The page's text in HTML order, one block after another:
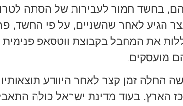
בחשד חמור לעבירות של הסתה לטרור
הגיע לאחר שהשניים, על פי החשד,
את המחבל בקבוצת ווטסאפ
מועסקים.
החלה זמן קצר לאחר היוודע
הארץ. בעוד מדינת ישראל כולה